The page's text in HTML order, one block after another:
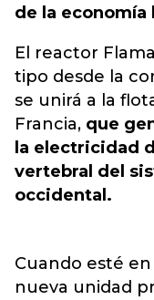
de la economía
El reactor
tipo desde la
se unirá a la
Francia, que
la electricidad
vertebral del
occidental.
Cuando esté
nueva unidad